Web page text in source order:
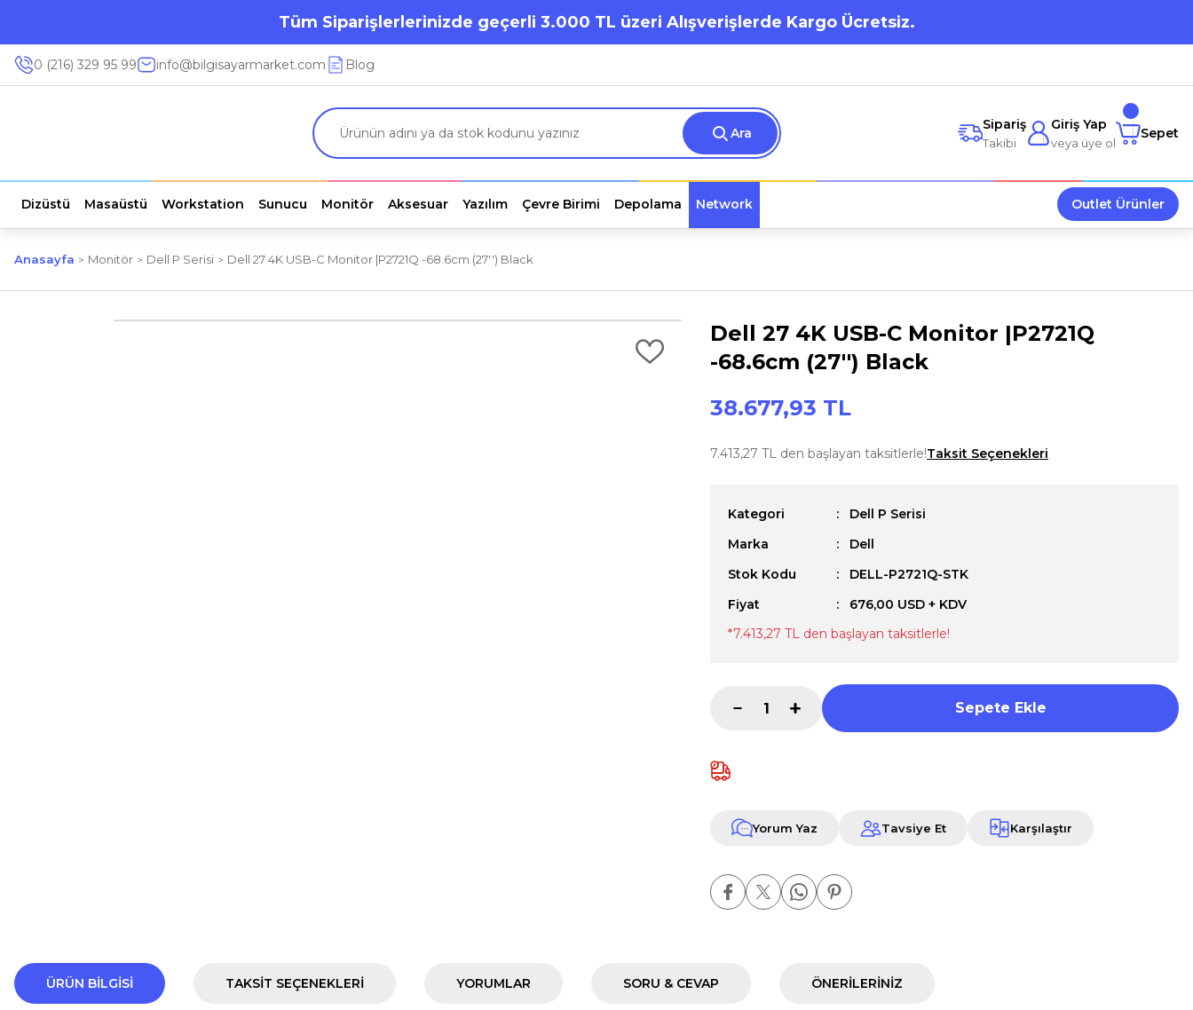
Tüm Siparişlerlerinizde geçerli 3.000 TL üzeri Alışverişlerde Kargo Ücretsiz.
0 (216) 329 95 99 info@bilgisayarmarket.com Blog
Ara
Sipariş
Takibi
Giriş Yap
veya üye ol
Sepet
Dizüstü Masaüstü Workstation Sunucu Monitör Aksesuar Yazılım Çevre Birimi Depolama Network Outlet Ürünler
Anasayfa Monitör Dell P Serisi Dell 27 4K USB-C Monitor |P2721Q -68.6cm (27'') Black
Dell 27 4K USB-C Monitor |P2721Q
-68.6cm (27'') Black
38.677,93 TL
7.413,27 TL den başlayan taksitlerle!Taksit Seçenekleri
Kategori
Dell P Serisi
Marka
Dell
Stok Kodu
DELL-P2721Q-STK
Fiyat
676,00 USD + KDV
*7.413,27 TL den başlayan taksitlerle!
Sepete Ekle
Yorum Yaz Tavsiye Et Karşılaştır
ÜRÜN BILGISI TAKSIT SEÇENEKLERI YORUMLAR SORU & CEVAP ÖNERILERINIZ